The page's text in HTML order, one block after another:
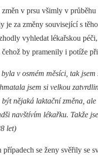
v prsu všimly v průběhu
je za změny související s
vyhledat lékařskou
by pramenily i potíže
byla v osmém měsíci, tak
jsem si velkou
nějaká laktační změna,
navštívím lékařku. Takže
let)
se ženy svěřily se